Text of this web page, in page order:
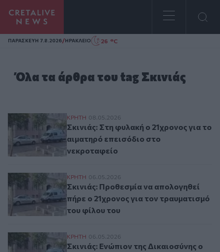
Homepage
ΠΑΡΑΣΚΕΥΗ 7.8.2026/ΗΡΑΚΛΕΙΟ 26 °C
Όλα τα άρθρα του tag Σκινιάς
Σκινιάς: Στη φυλακή ο 21χρονος για το
ΚΡΗΤΗ 08.05.2026
Σκινιάς: Στη φυλακή ο 21χρονος για το
αιματηρό επεισόδιο στο
νεκροταφείο
Σκινιάς: Προθεσμία να απολογηθεί πήρε
ΚΡΗΤΗ 06.05.2026
Σκινιάς: Προθεσμία να απολογηθεί
πήρε ο 21χρονος για τον τραυματισμό
του φίλου του
Σκινιάς: Ενώπιον της Δικαιοσύνης ο
ΚΡΗΤΗ 06.05.2026
Σκινιάς: Ενώπιον της Δικαιοσύνης ο